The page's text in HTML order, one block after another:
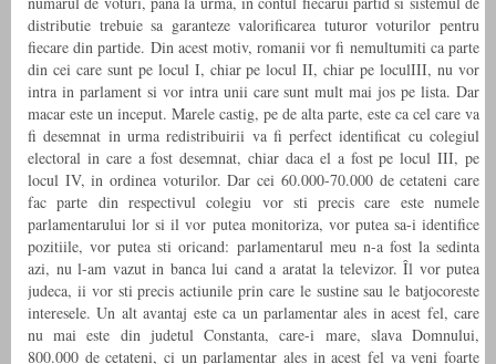
distributie trebuie sa garanteze valorificarea tuturor voturilor pentru
fiecare din partide. Din acest motiv, romanii vor fi nemultumiti ca parte
din cei care sunt pe locul I, chiar pe locul II, chiar pe loculIII, nu vor
intra in parlament si vor intra unii care sunt mult mai jos pe lista. Dar
macar este un inceput. Marele castig, pe de alta parte, este ca cel care va
fi desemnat in urma redistribuirii va fi perfect identificat cu colegiul
electoral in care a fost desemnat, chiar daca el a fost pe locul III, pe
locul IV, in ordinea voturilor. Dar cei 60.000-70.000 de cetateni care
fac parte din respectivul colegiu vor sti precis care este numele
parlamentarului lor si il vor putea monitoriza, vor putea sa-i identifice
pozitiile, vor putea sti oricand: parlamentarul meu n-a fost la sedinta
azi, nu l-am vazut in banca lui cand a aratat la televizor. Îl vor putea
judeca, ii vor sti precis actiunile prin care le sustine sau le batjocoreste
interesele. Un alt avantaj este ca un parlamentar ales in acest fel, care
nu mai este din judetul Constanta, care-i mare, slava Domnului,
800.000 de cetateni, ci un parlamentar ales in acest fel va veni foarte